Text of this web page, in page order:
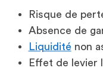
Risque de
Absence de
Liquidité non
Effet de levier